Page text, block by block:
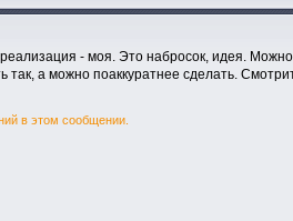
- моя. Это набросок, идея.
так, а можно поаккуратнее сделать.
в этом сообщении.